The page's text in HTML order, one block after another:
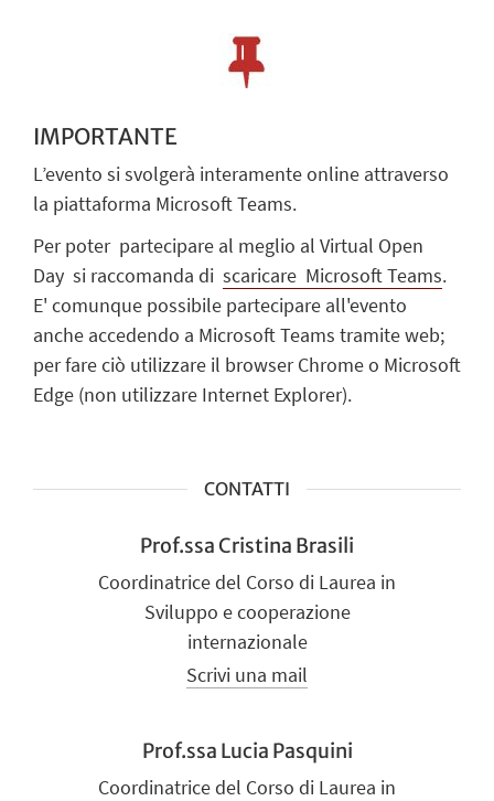
IMPORTANTE
L’evento si svolgerà interamente online attraverso
la piattaforma Microsoft Teams.
Per poter partecipare al meglio al Virtual Open
Day si raccomanda di scaricare Microsoft Teams.
E' comunque possibile partecipare all'evento
anche accedendo a Microsoft Teams tramite web;
per fare ciò utilizzare il browser Chrome o Microsoft
Edge (non utilizzare Internet Explorer).
CONTATTI
Prof.ssa Cristina Brasili
Coordinatrice del Corso di Laurea in
Sviluppo e cooperazione
internazionale
Scrivi una mail
Prof.ssa Lucia Pasquini
Coordinatrice del Corso di Laurea in